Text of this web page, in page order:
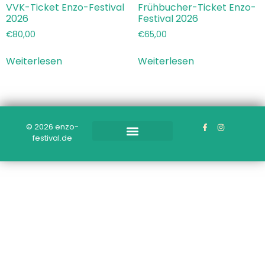
VVK-Ticket Enzo-Festival
2026
€80,00
Weiterlesen
Frühbucher-Ticket Enzo-
Festival 2026
€65,00
Weiterlesen
© 2026 enzo-
festival.de